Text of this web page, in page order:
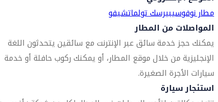
مطار نوفوسيبيرسك تولماتشيفو
المواصلات من المطار
يمكنك حجز خدمة سائق عبر الإنترنت مع سائقين يتحدثون اللغة
الإنجليزية من خلال موقع المطار، أو يمكنك ركوب حافلة أو خدمة
سيارات الأجرة الصغيرة.
استئجار سيارة